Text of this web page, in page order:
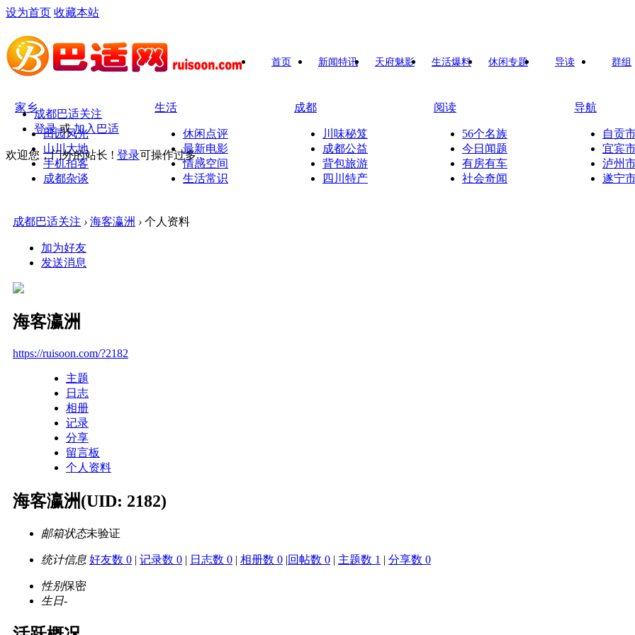
设为首页 收藏本站
成都巴适关注
登录 或 加入巴适
欢迎您，门外的站长 ! 登录可操作过多..
首页 新闻特讯 天府魅影 生活爆料 休闲专题 导读 群组
家乡
田园风光
山川大地
手机拍客
成都杂谈
生活
休闲点评
最新电影
情感空间
生活常识
成都
川味秘笈
成都公益
背包旅游
四川特产
阅读
56个名族
今日闻题
有房有车
社会奇闻
导航
自贡
宜宾
泸州
遂宁
成都巴适关注 › 海客瀛洲 › 个人资料
加为好友
发送消息
海客瀛洲
https://ruisoon.com/?2182
主题
日志
相册
记录
分享
留言板
个人资料
海客瀛洲(UID: 2182)
邮箱状态未验证
统计信息 好友数 0 | 记录数 0 | 日志数 0 | 相册数 0 |回帖数 0 | 主题数 1 | 分享数 0
性别保密
生日-